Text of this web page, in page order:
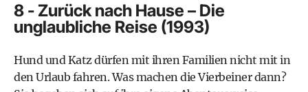
8 - Zurück nach Hause – Die
unglaubliche Reise (1993)
Hund und Katz dürfen mit ihren Familien nicht mit in
den Urlaub fahren. Was machen die Vierbeiner dann?